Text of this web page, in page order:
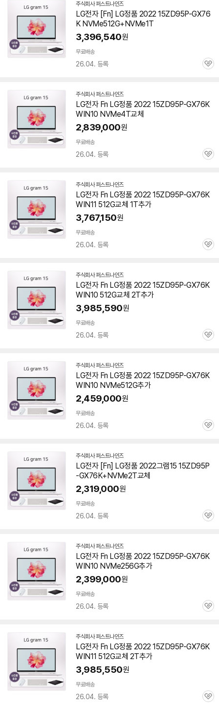
주식회사 퍼스트나인즈네
이
버
페
이
LG전자 [Fn] LG정품 2022 15ZD95P-GX76
K NVMe512G+NVMe1T
3,396,540원
무료배송
26.04. 등록
관
주식회사 퍼스트나인즈네
이
버
페
이
LG전자 Fn LG정품 2022 15ZD95P-GX76K
WIN10 NVMe4T교체
2,839,000원
무료배송
26.04. 등록
관
주식회사 퍼스트나인즈네
이
버
이
LG전자 Fn LG정품 2022 15ZD95P-GX76K
WIN11 512G교체 1T추가
3,767,150원
무료배송
26.04. 등록
관
주식회사 퍼스트나인즈네
이
버
이
LG전자 Fn LG정품 2022 15ZD95P-GX76K
WIN10 512G교체 2T추가
3,985,590원
무료배송
26.04. 등록
관
주식회사 퍼스트나인즈네
이
버
페
이
LG전자 Fn LG정품 2022 15ZD95P-GX76K
WIN10 NVMe512G추가
2,459,000원
무료배송
26.04. 등록
관
주식회사 퍼스트나인즈네
이
버
페
이
LG전자 [Fn] LG정품 2022그램15 15ZD95P
-GX76K+NVMe2T교체
2,319,000원
무료배송
26.04. 등록
관
주식회사 퍼스트나인즈네
이
버
페
이
LG전자 Fn LG정품 2022 15ZD95P-GX76K
WIN10 NVMe256G추가
2,399,000원
무료배송
26.04. 등록
관
주식회사 퍼스트나인즈네
이
버
이
LG전자 Fn LG정품 2022 15ZD95P-GX76K
WIN11 512G교체 2T추가
3,985,550원
무료배송
26.04. 등록
관